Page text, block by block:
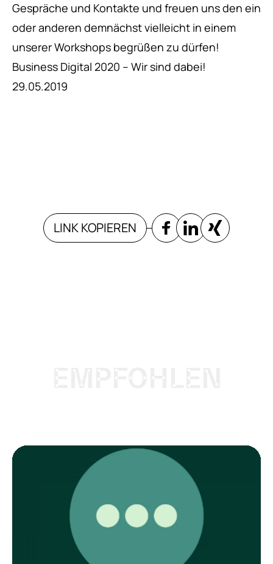
Gespräche und Kontakte und freuen uns den ein
oder anderen demnächst vielleicht in einem
unserer Workshops begrüßen zu dürfen!
Business Digital 2020 – Wir sind dabei!
29.05.2019
LINK KOPIEREN